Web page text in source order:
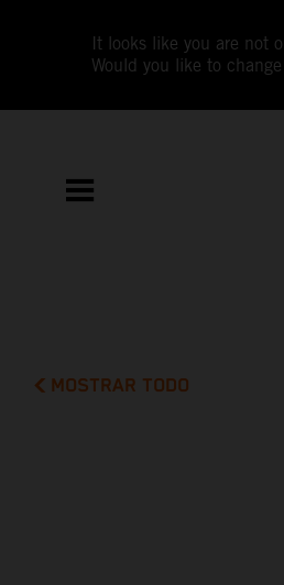
It looks like you are not
Would you like to
MOSTRAR TODO